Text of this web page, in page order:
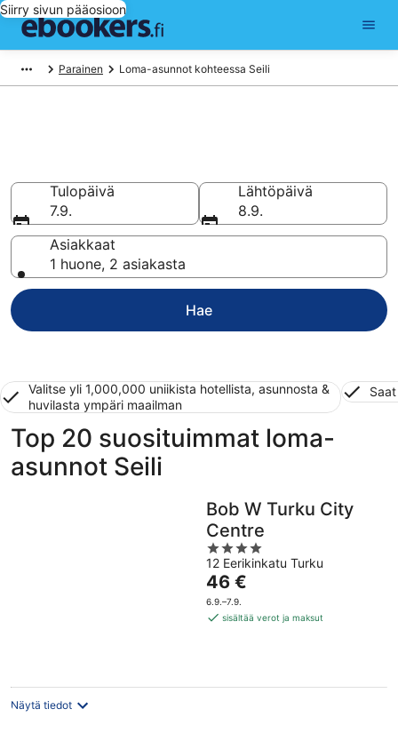
Siirry sivun pääosioon
Parainen Loma-asunnot kohteessa Seili
Tulopäivä
7.9.
Lähtöpäivä
8.9.
Asiakkaat
1 huone, 2 asiakasta
Hae
Valitse yli 1,000,000 uniikista hotellista, asunnosta &
huvilasta ympäri maailman
Top 20 suosituimmat loma-
asunnot Seili
Bob W Turku City
Centre
4
out
of
5
12 Eerikinkatu Turku
Hinta
on
46 €
46 €
6.9.–7.9.
sisältää verot ja maksut
Näytä tiedot